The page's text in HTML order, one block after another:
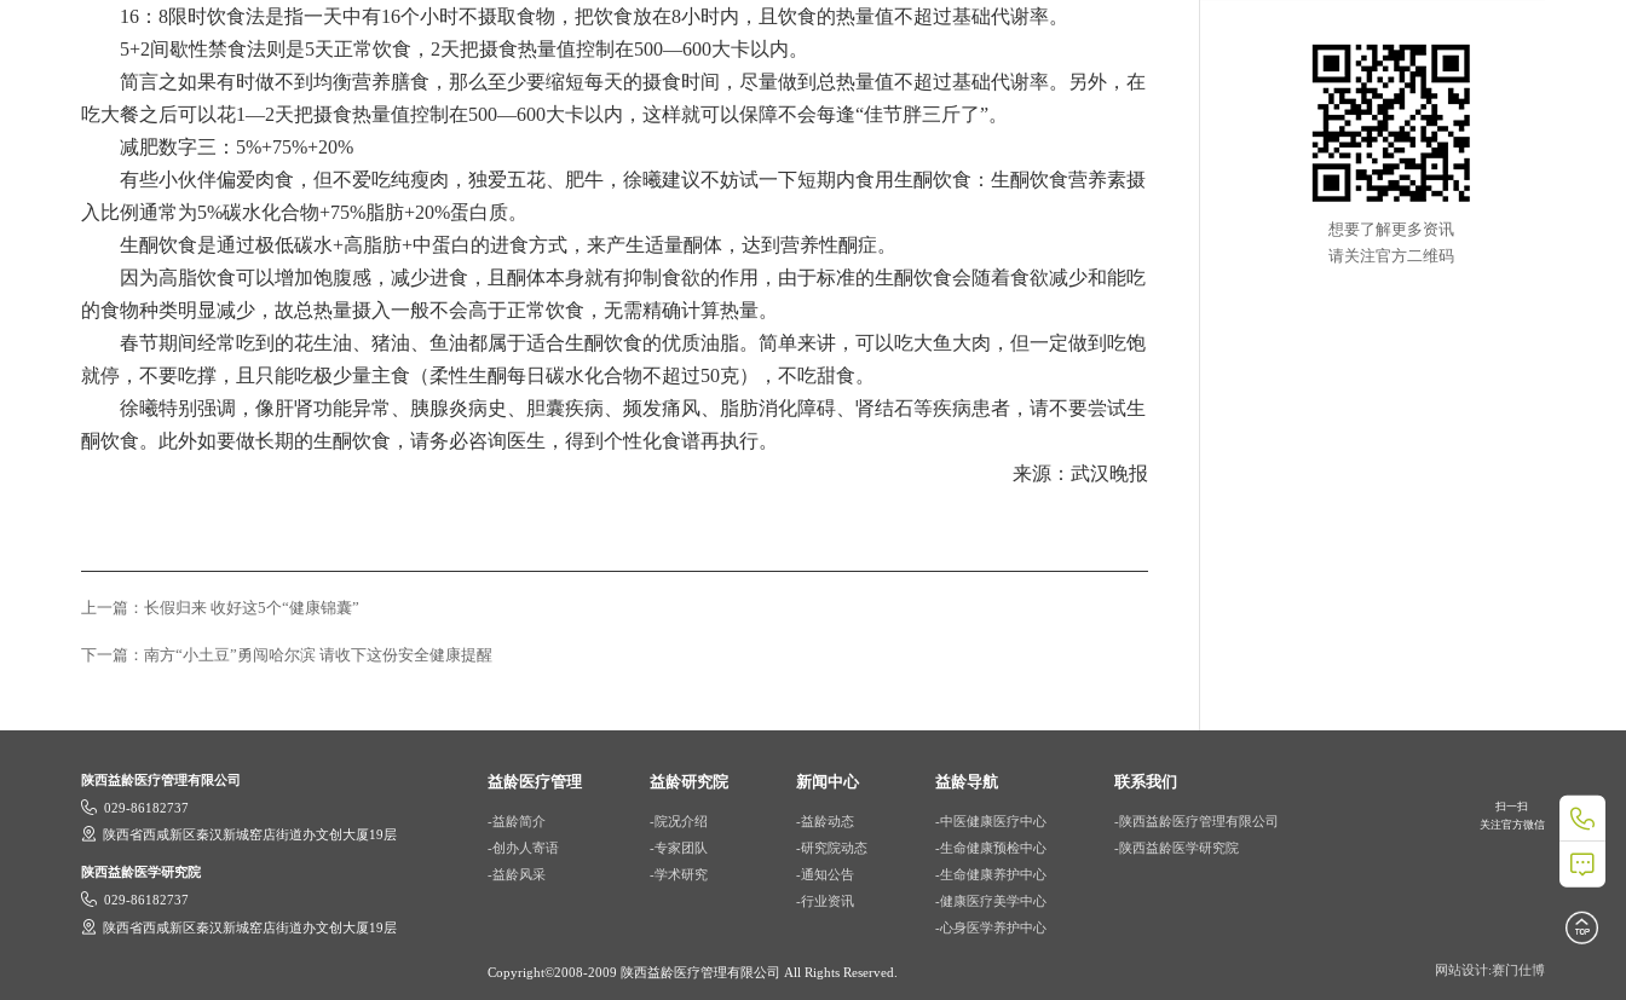
16：8限时饮食法是指一天中有16个小时不摄取食物，把饮食放在8小时内，且饮食的热量值不超过基础代谢率。
5+2间歇性禁食法则是5天正常饮食，2天把摄食热量值控制在500—600大卡以内。
简言之如果有时做不到均衡营养膳食，那么至少要缩短每天的摄食时间，尽量做到总热量值不超过基础代谢率。另外，在
吃大餐之后可以花1—2天把摄食热量值控制在500—600大卡以内，这样就可以保障不会每逢“佳节胖三斤了”。
减肥数字三：5%+75%+20%
有些小伙伴偏爱肉食，但不爱吃纯瘦肉，独爱五花、肥牛，徐曦建议不妨试一下短期内食用生酮饮食：生酮饮食营养素摄
入比例通常为5%碳水化合物+75%脂肪+20%蛋白质。
生酮饮食是通过极低碳水+高脂肪+中蛋白的进食方式，来产生适量酮体，达到营养性酮症。
因为高脂饮食可以增加饱腹感，减少进食，且酮体本身就有抑制食欲的作用，由于标准的生酮饮食会随着食欲减少和能吃
的食物种类明显减少，故总热量摄入一般不会高于正常饮食，无需精确计算热量。
春节期间经常吃到的花生油、猪油、鱼油都属于适合生酮饮食的优质油脂。简单来讲，可以吃大鱼大肉，但一定做到吃饱
就停，不要吃撑，且只能吃极少量主食（柔性生酮每日碳水化合物不超过50克），不吃甜食。
徐曦特别强调，像肝肾功能异常、胰腺炎病史、胆囊疾病、频发痛风、脂肪消化障碍、肾结石等疾病患者，请不要尝试生
酮饮食。此外如要做长期的生酮饮食，请务必咨询医生，得到个性化食谱再执行。
来源：武汉晚报
上一篇：长假归来 收好这5个“健康锦囊”
下一篇：南方“小土豆”勇闯哈尔滨 请收下这份安全健康提醒
想要了解更多资讯
请关注官方二维码
陕西益龄医疗管理有限公司
 029-86182737
 陕西省西咸新区秦汉新城窑店街道办文创大厦19层
陕西益龄医学研究院
 029-86182737
 陕西省西咸新区秦汉新城窑店街道办文创大厦19层
益龄医疗管理
-益龄简介
-创办人寄语
-益龄风采
益龄研究院
-院况介绍
-专家团队
-学术研究
新闻中心
-益龄动态
-研究院动态
-通知公告
-行业资讯
益龄导航
-中医健康医疗中心
-生命健康预检中心
-生命健康养护中心
-健康医疗美学中心
-心身医学养护中心
联系我们
-陕西益龄医疗管理有限公司
-陕西益龄医学研究院
扫一扫
关注官方微信
Copyright©2008-2009 陕西益龄医疗管理有限公司 All Rights Reserved. 网站设计:赛门仕博

